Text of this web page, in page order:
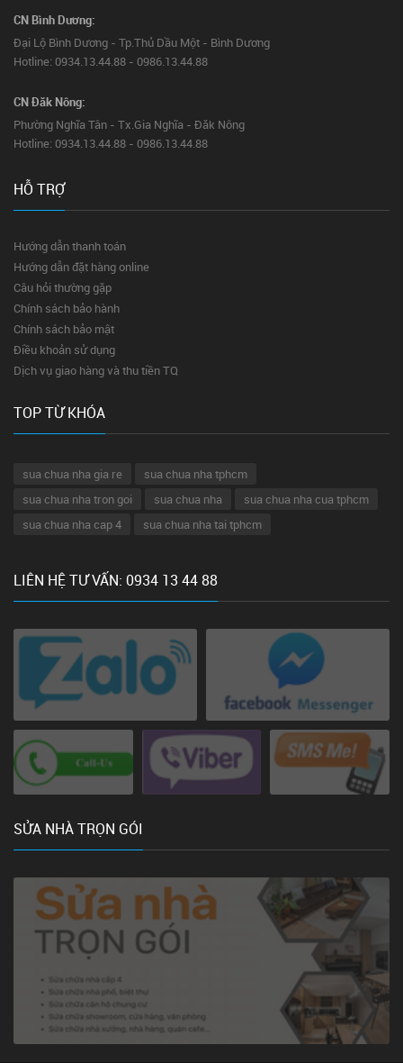
CN Bình Dương:
Đại Lộ Bình Dương - Tp.Thủ Dầu Một - Bình Dương
Hotline: 0934.13.44.88 - 0986.13.44.88
CN Đăk Nông:
Phường Nghĩa Tân - Tx.Gia Nghĩa - Đăk Nông
Hotline: 0934.13.44.88 - 0986.13.44.88
HỖ TRỢ
Hướng dẫn thanh toán
Hướng dẫn đặt hàng online
Câu hỏi thường gặp
Chính sách bảo hành
Chính sách bảo mật
Điều khoản sử dụng
Dịch vụ giao hàng và thu tiền TQ
TOP TỪ KHÓA
sua chua nha gia re
sua chua nha tphcm
sua chua nha tron goi
sua chua nha
sua chua nha cua tphcm
sua chua nha cap 4
sua chua nha tai tphcm
LIÊN HỆ TƯ VẤN: 0934 13 44 88
SỬA NHÀ TRỌN GÓI